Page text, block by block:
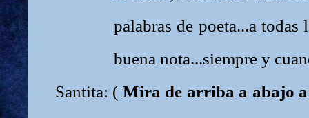
palabras de poeta...a todas
buena nota...siempre y
Santita: ( Mira de arriba a abajo